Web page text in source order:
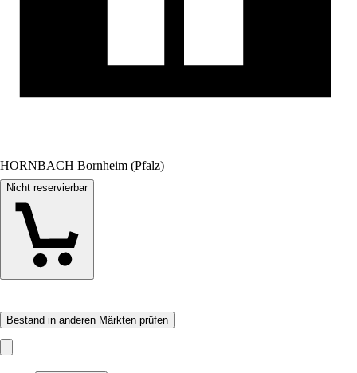
HORNBACH Bornheim (Pfalz)
Nicht reservierbar
Bestand in anderen Märkten prüfen